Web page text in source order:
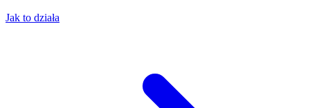
Jak to działa